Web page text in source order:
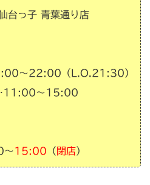
台っ子 青葉通り 店
〜22:00（L.O.21:30）
〜15:00
15:00 （ 閉店）